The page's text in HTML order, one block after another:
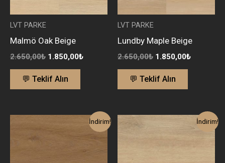
LVT PARKE
Malmö Oak Beige
2.650,00₺ 1.850,00₺
💬 Teklif Alın
LVT PARKE
Lundby Maple Beige
2.650,00₺ 1.850,00₺
💬 Teklif Alın
İndirim!
fiyat:
Şu
andaki
fiyat:
1.850,00₺.
İndirim!
fiyat:
2.650,00₺.
Şu
andaki